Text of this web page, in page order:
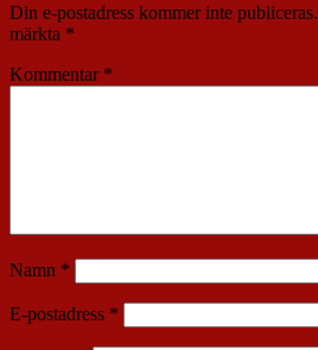
Din e-postadress kommer inte publiceras.
märkta *
Kommentar *
Namn *
E-postadress *